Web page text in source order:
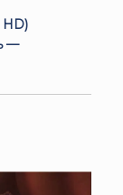
HD)
—